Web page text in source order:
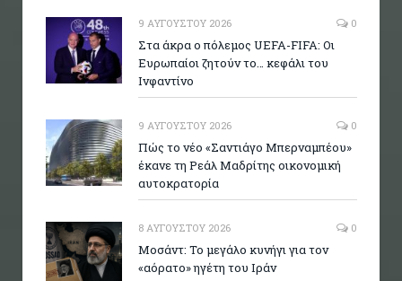
9 ΑΥΓΟΎΣΤΟΥ 2026 0
Στα άκρα ο πόλεμος UEFA-FIFA: Οι
Ευρωπαίοι ζητούν το… κεφάλι του
Ινφαντίνο
9 ΑΥΓΟΎΣΤΟΥ 2026 0
Πώς το νέο «Σαντιάγο Μπερναμπέου»
έκανε τη Ρεάλ Μαδρίτης οικονομική
αυτοκρατορία
8 ΑΥΓΟΎΣΤΟΥ 2026 0
Μοσάντ: Το μεγάλο κυνήγι για τον
«αόρατο» ηγέτη του Ιράν